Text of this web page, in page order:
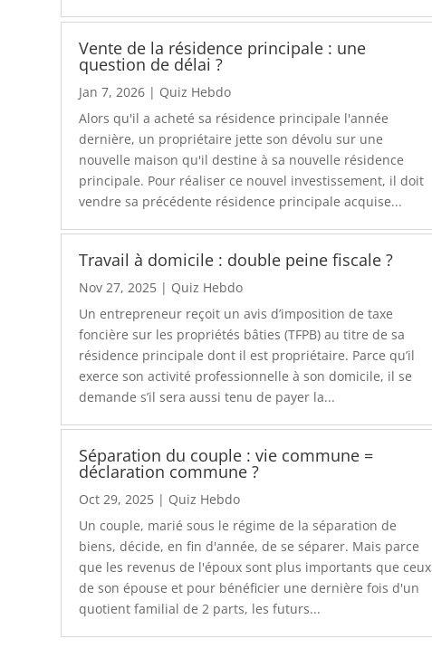
Vente de la résidence principale : une
question de délai ?
Jan 7, 2026 | Quiz Hebdo
Alors qu'il a acheté sa résidence principale l'année
dernière, un propriétaire jette son dévolu sur une
nouvelle maison qu'il destine à sa nouvelle résidence
principale. Pour réaliser ce nouvel investissement, il doit
vendre sa précédente résidence principale acquise...
Travail à domicile : double peine fiscale ?
Nov 27, 2025 | Quiz Hebdo
Un entrepreneur reçoit un avis d’imposition de taxe
foncière sur les propriétés bâties (TFPB) au titre de sa
résidence principale dont il est propriétaire. Parce qu’il
exerce son activité professionnelle à son domicile, il se
demande s’il sera aussi tenu de payer la...
Séparation du couple : vie commune =
déclaration commune ?
Oct 29, 2025 | Quiz Hebdo
Un couple, marié sous le régime de la séparation de
biens, décide, en fin d'année, de se séparer. Mais parce
que les revenus de l'époux sont plus importants que ceux
de son épouse et pour bénéficier une dernière fois d'un
quotient familial de 2 parts, les futurs...